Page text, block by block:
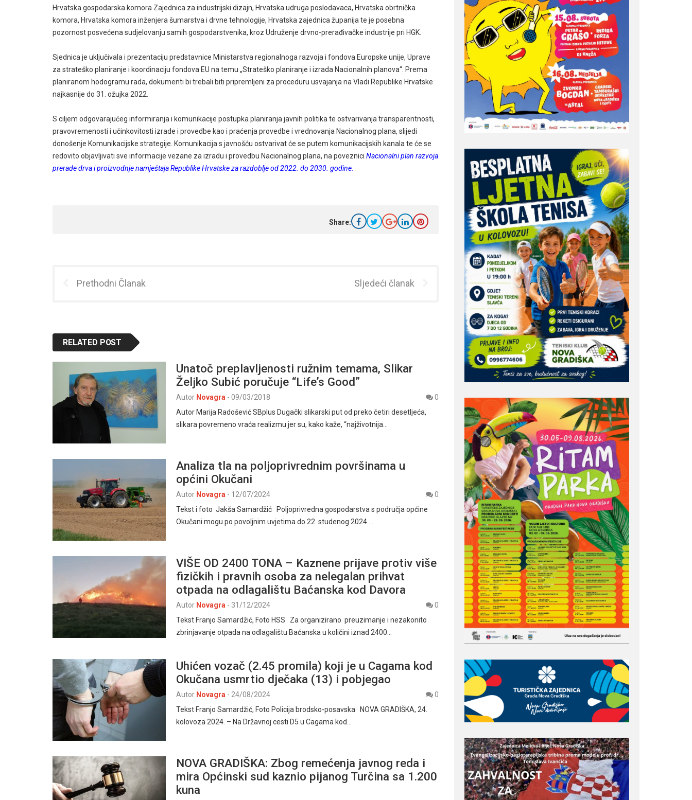
Hrvatska gospodarska komora Zajednica za industrijski dizajn, Hrvatska udruga poslodavaca, Hrvatska obrtnička
komora, Hrvatska komora inženjera šumarstva i drvne tehnologije, Hrvatska zajednica županija te je posebna
pozornost posvećena sudjelovanju samih gospodarstvenika, kroz Udruženje drvno-prerađivačke industrije pri HGK.
Sjednica je uključivala i prezentaciju predstavnice Ministarstva regionalnoga razvoja i fondova Europske unije, Uprave
za strateško planiranje i koordinaciju fondova EU na temu „Strateško planiranje i izrada Nacionalnih planova“. Prema
planiranom hodogramu rada, dokumenti bi trebali biti pripremljeni za proceduru usvajanja na Vladi Republike Hrvatske
najkasnije do 31. ožujka 2022.
S ciljem odgovarajućeg informiranja i komunikacije postupka planiranja javnih politika te ostvarivanja transparentnosti,
pravovremenosti i učinkovitosti izrade i provedbe kao i praćenja provedbe i vrednovanja Nacionalnog plana, slijedi
donošenje Komunikacijske strategije. Komunikacija s javnošću ostvarivat će se putem komunikacijskih kanala te će se
redovito objavljivati sve informacije vezane za izradu i provedbu Nacionalnog plana, na poveznici Nacionalni plan razvoja
prerade drva i proizvodnje namještaja Republike Hrvatske za razdoblje od 2022. do 2030. godine.
Share:
Prethodni Članak Sljedeći članak
RELATED POST
Unatoč preplavljenosti ružnim temama, Slikar
Željko Subić poručuje “Life’s Good”
Autor Novagra - 09/03/2018
0
Autor Marija Radošević SBplus Dugački slikarski put od preko četiri desetljeća,
slikara povremeno vraća realizmu jer su, kako kaže, “najživotnija…
Analiza tla na poljoprivrednim površinama u
općini Okučani
Autor Novagra - 12/07/2024
0
Tekst i foto Jakša Samardžić Poljoprivredna gospodarstva s područja općine
Okučani mogu po povoljnim uvjetima do 22. studenog 2024.…
VIŠE OD 2400 TONA – Kaznene prijave protiv više
fizičkih i pravnih osoba za nelegalan prihvat
otpada na odlagalištu Baćanska kod Davora
Autor Novagra - 31/12/2024
0
Tekst Franjo Samardžić, Foto HSS Za organizirano preuzimanje i nezakonito
zbrinjavanje otpada na odlagalištu Baćanska u količini iznad 2400…
Uhićen vozač (2.45 promila) koji je u Cagama kod
Okučana usmrtio dječaka (13) i pobjegao
Autor Novagra - 24/08/2024
0
Tekst Franjo Samardžić, Foto Policija brodsko-posavska NOVA GRADIŠKA, 24.
kolovoza 2024. – Na Državnoj cesti D5 u Cagama kod…
NOVA GRADIŠKA: Zbog remećenja javnog reda i
mira Općinski sud kaznio pijanog Turčina sa 1.200
kuna